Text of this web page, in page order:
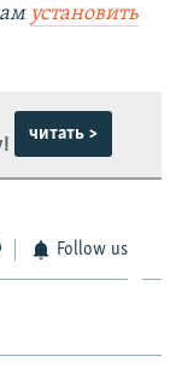
установить
читать >
Follow us